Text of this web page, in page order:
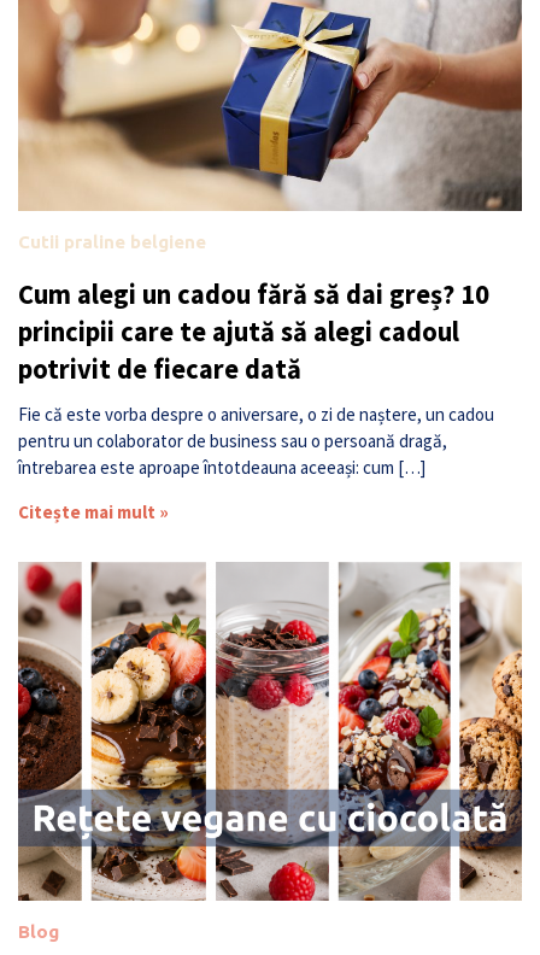
Cutii praline belgiene
Cum alegi un cadou fără să dai greș? 10
principii care te ajută să alegi cadoul
potrivit de fiecare dată
Fie că este vorba despre o aniversare, o zi de naștere, un cadou
pentru un colaborator de business sau o persoană dragă,
întrebarea este aproape întotdeauna aceeași: cum […]
Citește mai mult »
Blog